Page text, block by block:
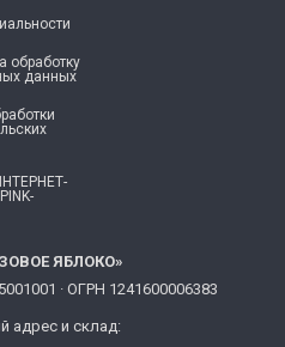
обработку
данных
ЯБЛОКО»
· ОГРН 1241600006383
адрес и склад: